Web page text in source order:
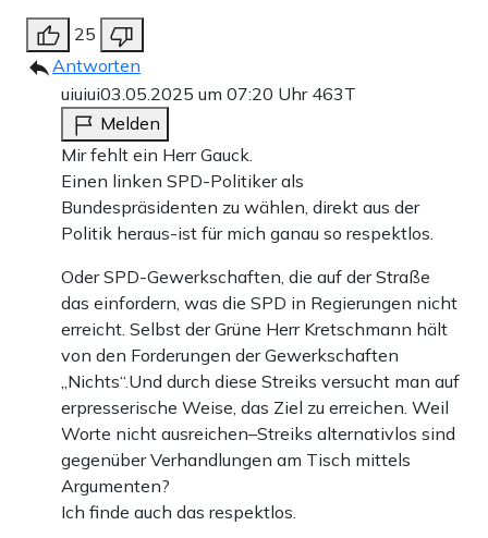
25
Antworten
uiuiui03.05.2025 um 07:20 Uhr 463T
Melden
Mir fehlt ein Herr Gauck.
Einen linken SPD-Politiker als
Bundespräsidenten zu wählen, direkt aus der
Politik heraus-ist für mich ganau so respektlos.
Oder SPD-Gewerkschaften, die auf der Straße
das einfordern, was die SPD in Regierungen nicht
erreicht. Selbst der Grüne Herr Kretschmann hält
von den Forderungen der Gewerkschaften
„Nichts“.Und durch diese Streiks versucht man auf
erpresserische Weise, das Ziel zu erreichen. Weil
Worte nicht ausreichen–Streiks alternativlos sind
gegenüber Verhandlungen am Tisch mittels
Argumenten?
Ich finde auch das respektlos.